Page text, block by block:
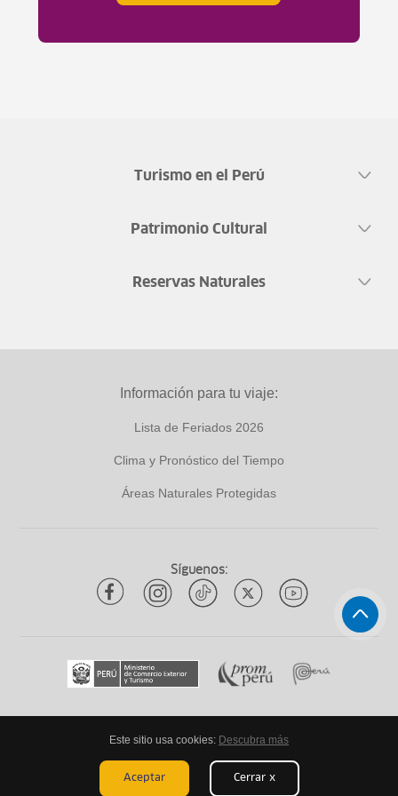
Turismo en el Perú
Patrimonio Cultural
Reservas Naturales
Información para tu viaje:
Lista de Feriados 2026
Clima y Pronóstico del Tiempo
Áreas Naturales Protegidas
Síguenos:
Todos los derechos reservadosytuqueplanes 2026
Este sitio usa cookies: Descubra más
Aceptar Cerrar x